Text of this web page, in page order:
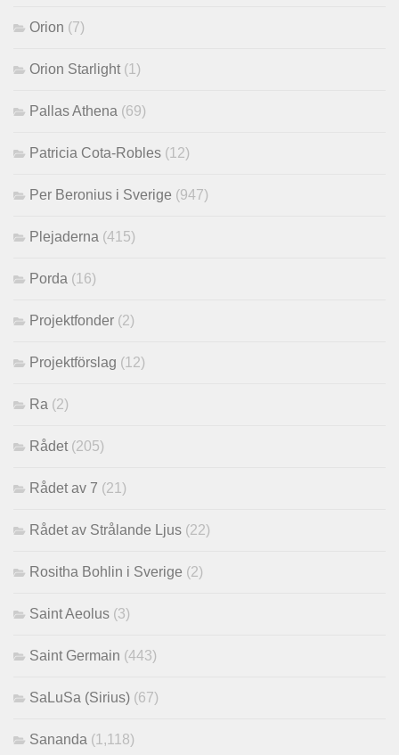
Orion (7)
Orion Starlight (1)
Pallas Athena (69)
Patricia Cota-Robles (12)
Per Beronius i Sverige (947)
Plejaderna (415)
Porda (16)
Projektfonder (2)
Projektförslag (12)
Ra (2)
Rådet (205)
Rådet av 7 (21)
Rådet av Strålande Ljus (22)
Rositha Bohlin i Sverige (2)
Saint Aeolus (3)
Saint Germain (443)
SaLuSa (Sirius) (67)
Sananda (1,118)